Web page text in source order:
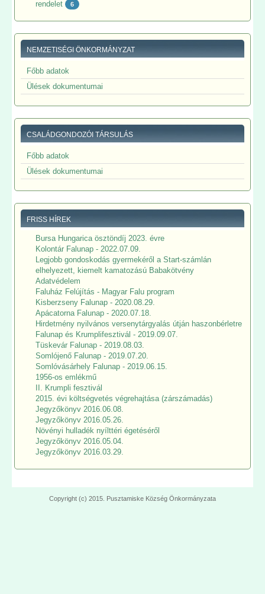
rendelet 6
NEMZETISÉGI ÖNKORMÁNYZAT
Főbb adatok
Ülések dokumentumai
CSALÁDGONDOZÓI TÁRSULÁS
Főbb adatok
Ülések dokumentumai
FRISS HÍREK
Bursa Hungarica ösztöndíj 2023. évre
Kolontár Falunap - 2022.07.09.
Legjobb gondoskodás gyermekéről a Start-számlán
elhelyezett, kiemelt kamatozású Babakötvény
Adatvédelem
Faluház Felújítás - Magyar Falu program
Kisberzseny Falunap - 2020.08.29.
Apácatorna Falunap - 2020.07.18.
Hirdetmény nyilvános versenytárgyalás útján haszonbérletre
Falunap és Krumplifesztivál - 2019.09.07.
Tüskevár Falunap - 2019.08.03.
Somlójenő Falunap - 2019.07.20.
Somlóvásárhely Falunap - 2019.06.15.
1956-os emlékmű
II. Krumpli fesztivál
2015. évi költségvetés végrehajtása (zárszámadás)
Jegyzőkönyv 2016.06.08.
Jegyzőkönyv 2016.05.26.
Növényi hulladék nyílttéri égetéséről
Jegyzőkönyv 2016.05.04.
Jegyzőkönyv 2016.03.29.
Copyright (c) 2015. Pusztamiske Község Önkormányzata